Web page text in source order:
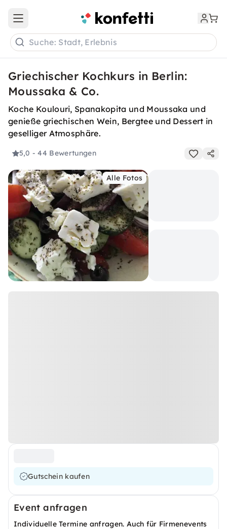
Open main menu
Suche: Stadt, Erlebnis
Griechischer Kochkurs in Berlin:
Moussaka & Co.
Koche Koulouri, Spanakopita und Moussaka und
genieße griechischen Wein, Bergtee und Dessert in
geselliger Atmosphäre.
5,0 - 44 Bewertungen
Alle Fotos
Gutschein kaufen
Event anfragen
Individuelle Termine anfragen. Auch für Firmenevents